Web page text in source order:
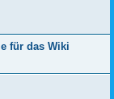
für das Wiki